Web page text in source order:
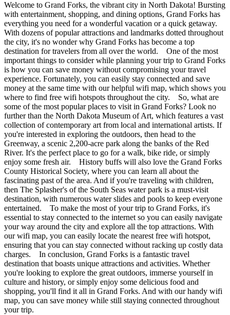
Welcome to Grand Forks, the vibrant city in North Dakota! Bursting
with entertainment, shopping, and dining options, Grand Forks has
everything you need for a wonderful vacation or a quick getaway.
With dozens of popular attractions and landmarks dotted throughout
the city, it's no wonder why Grand Forks has become a top
destination for travelers from all over the world. One of the most
important things to consider while planning your trip to Grand Forks
is how you can save money without compromising your travel
experience. Fortunately, you can easily stay connected and save
money at the same time with our helpful wifi map, which shows you
where to find free wifi hotspots throughout the city. So, what are
some of the most popular places to visit in Grand Forks? Look no
further than the North Dakota Museum of Art, which features a vast
collection of contemporary art from local and international artists. If
you're interested in exploring the outdoors, then head to the
Greenway, a scenic 2,200-acre park along the banks of the Red
River. It's the perfect place to go for a walk, bike ride, or simply
enjoy some fresh air. History buffs will also love the Grand Forks
County Historical Society, where you can learn all about the
fascinating past of the area. And if you're traveling with children,
then The Splasher's of the South Seas water park is a must-visit
destination, with numerous water slides and pools to keep everyone
entertained. To make the most of your trip to Grand Forks, it's
essential to stay connected to the internet so you can easily navigate
your way around the city and explore all the top attractions. With
our wifi map, you can easily locate the nearest free wifi hotspot,
ensuring that you can stay connected without racking up costly data
charges. In conclusion, Grand Forks is a fantastic travel
destination that boasts unique attractions and activities. Whether
you're looking to explore the great outdoors, immerse yourself in
culture and history, or simply enjoy some delicious food and
shopping, you'll find it all in Grand Forks. And with our handy wifi
map, you can save money while still staying connected throughout
your trip.